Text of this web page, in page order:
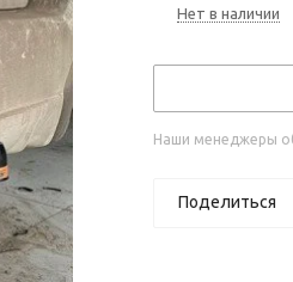
Нет в наличии
Наши менеджеры
Поделиться